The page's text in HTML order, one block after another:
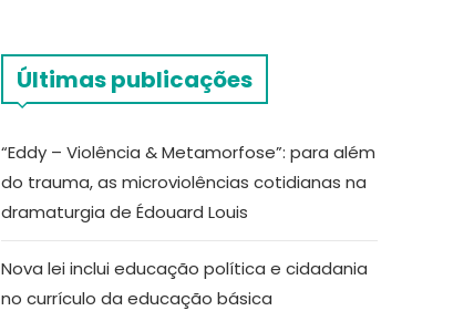
Últimas publicações
“Eddy – Violência & Metamorfose”: para além
do trauma, as microviolências cotidianas na
dramaturgia de Édouard Louis
Nova lei inclui educação política e cidadania
no currículo da educação básica